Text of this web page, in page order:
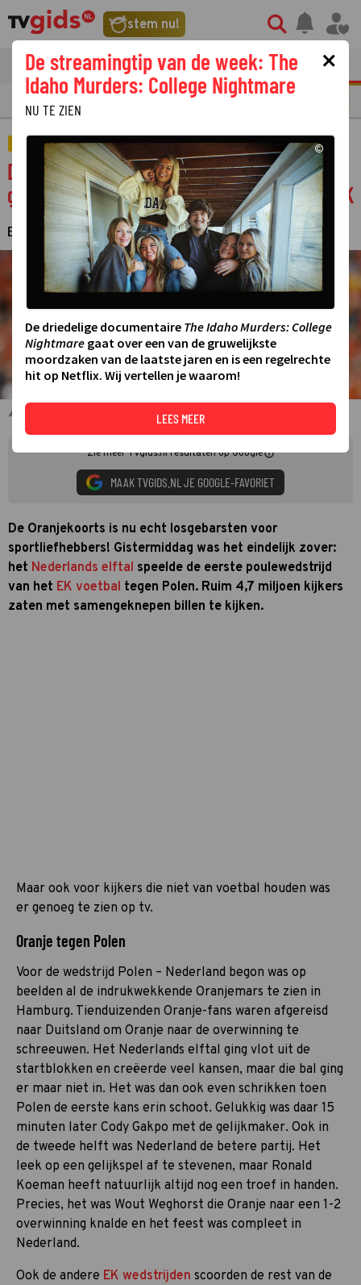
stem nu!
tvgids streaming nieuws
FILM STREAMING
GEMIST
De TV van gisteren: Bijna 5 miljoen kijkers
genieten van overwinning Oranje tijdens EK
ESTHER HUT ·17 JUNI 2024 08:39
Wout Weghorst
Zie meer TVgids.nl resultaten op Google
MAAK TVGIDS.NL JE GOOGLE-FAVORIET
De Oranjekoorts is nu echt losgebarsten voor
sportliefhebbers! Gistermiddag was het eindelijk zover:
het Nederlands elftal speelde de eerste poulewedstrijd
van het EK voetbal tegen Polen. Ruim 4,7 miljoen kijkers
zaten met samengeknepen billen te kijken.
Maar ook voor kijkers die niet van voetbal houden was
er genoeg te zien op tv.
Oranje tegen Polen
Voor de wedstrijd Polen – Nederland begon was op
beelden al de indrukwekkende Oranjemars te zien in
Hamburg. Tienduizenden Oranje-fans waren afgereisd
naar Duitsland om Oranje naar de overwinning te
schreeuwen. Het Nederlands elftal ging vlot uit de
startblokken en creëerde veel kansen, maar die bal ging
er maar niet in. Het was dan ook even schrikken toen
Polen de eerste kans erin schoot. Gelukkig was daar 15
minuten later Cody Gakpo met de gelijkmaker. Ook in
de tweede helft was Nederland de betere partij. Het
leek op een gelijkspel af te stevenen, maar Ronald
Koeman heeft natuurlijk altijd nog een troef in handen.
Precies, het was Wout Weghorst die Oranje naar een 1-2
overwinning knalde en het feest was compleet in
Nederland.
Ook de andere EK wedstrijden scoorden de rest van de
×
De streamingtip van de week: The
Idaho Murders: College Nightmare
NU TE ZIEN
©
De driedelige documentaire The Idaho Murders: College
Nightmare gaat over een van de gruwelijkste
moordzaken van de laatste jaren en is een regelrechte
hit op Netflix. Wij vertellen je waarom!
LEES MEER